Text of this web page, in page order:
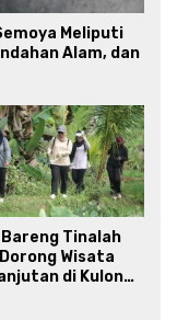
Meliputi
Alam, dan
Bareng Tinalah
Wisata
di Kulon